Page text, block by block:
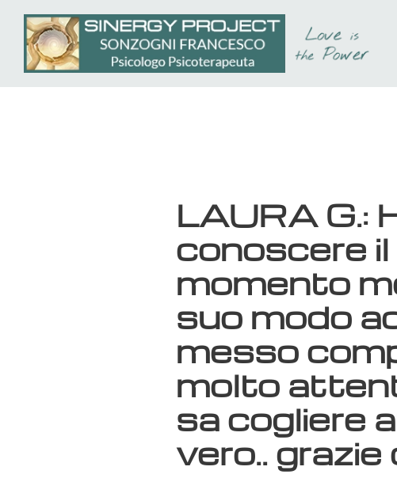
Passa
al
LAURA G.:
conoscere
momento
suo modo
messo
molto
sa cogliere
vero.. grazie